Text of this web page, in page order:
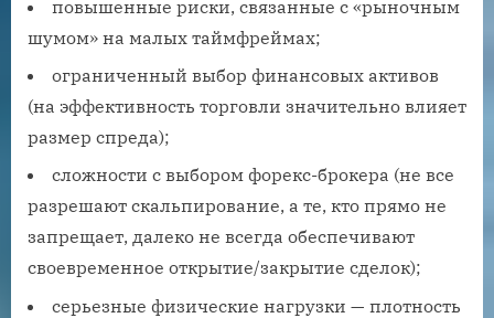
повышенные риски, связанные с «рыночным
шумом» на малых таймфреймах;
ограниченный выбор финансовых активов
(на эффективность торговли значительно влияет
размер спреда);
сложности с выбором форекс-брокера (не все
разрешают скальпирование, а те, кто прямо не
запрещает, далеко не всегда обеспечивают
своевременное открытие/закрытие сделок);
серьезные физические нагрузки — плотность